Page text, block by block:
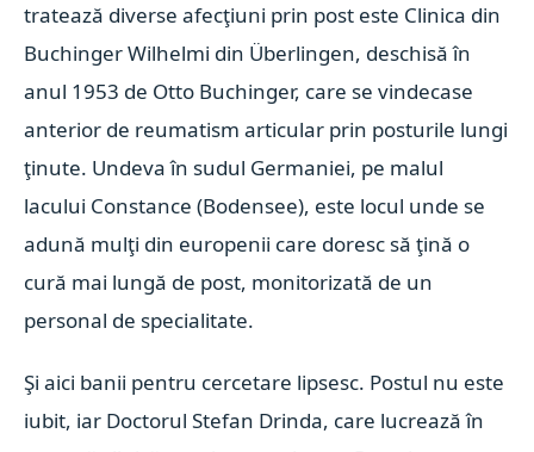
tratează diverse afecţiuni prin post este Clinica din
Buchinger Wilhelmi din Überlingen, deschisă în
anul 1953 de Otto Buchinger, care se vindecase
anterior de reumatism articular prin posturile lungi
ţinute. Undeva în sudul Germaniei, pe malul
lacului Constance (Bodensee), este locul unde se
adună mulţi din europenii care doresc să ţină o
cură mai lungă de post, monitorizată de un
personal de specialitate.
Şi aici banii pentru cercetare lipsesc. Postul nu este
iubit, iar Doctorul Stefan Drinda, care lucrează în